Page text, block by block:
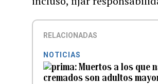
RELACIONADAS
NOTICIAS
Muertos a los que
cremados son adultos